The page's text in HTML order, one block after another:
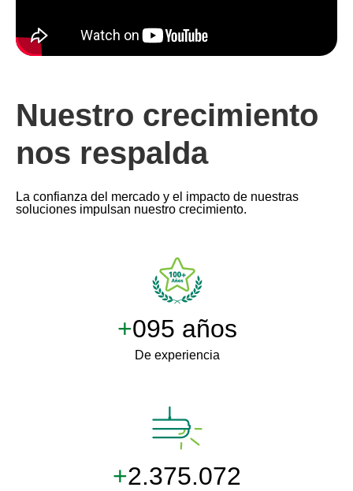
Nuestro crecimiento
nos respalda
La confianza del mercado y el impacto de nuestras
soluciones impulsan nuestro crecimiento.
+100 años
De experiencia
+2.500.000